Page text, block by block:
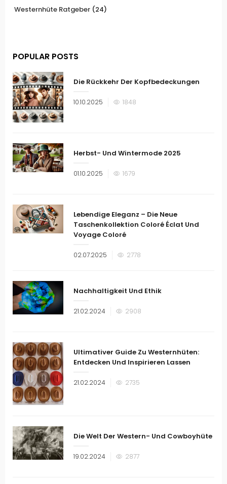
Westernhüte Ratgeber (24)
POPULAR POSTS
Die Rückkehr Der Kopfbedeckungen
Veröffentlicht
10.10.2025 1848
Herbst- Und Wintermode 2025
Veröffentlicht
01.10.2025 1679
Lebendige Eleganz – Die Neue
Taschenkollektion Coloré Éclat Und
Voyage Coloré
Veröffentlicht
02.07.2025 2778
Nachhaltigkeit Und Ethik
Veröffentlicht
21.02.2024 2908
Ultimativer Guide Zu Westernhüten:
Entdecken Und Inspirieren Lassen
Veröffentlicht
21.02.2024 2735
Die Welt Der Western- Und Cowboyhüte
Veröffentlicht
19.02.2024 2877